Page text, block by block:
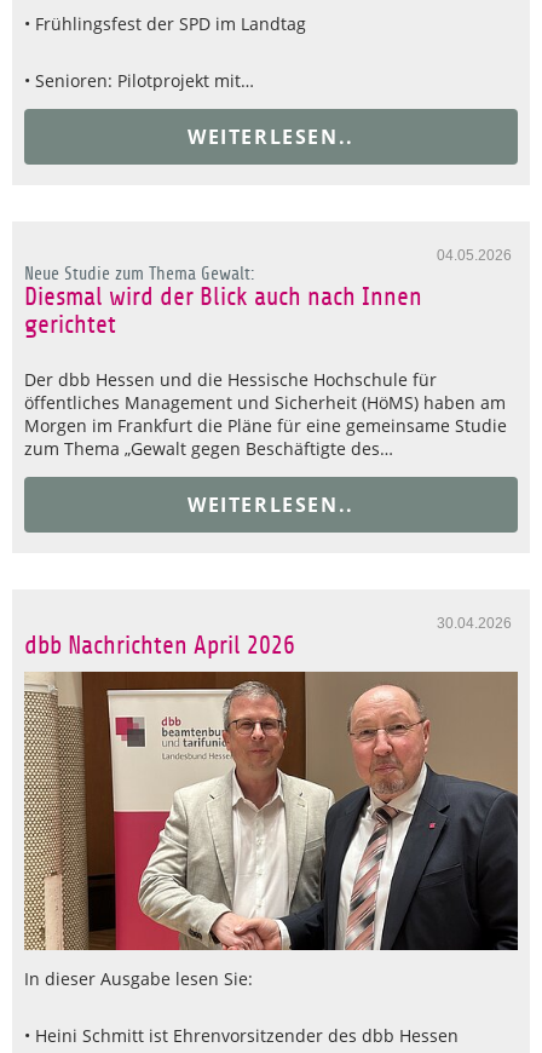
• Frühlingsfest der SPD im Landtag
• Senioren: Pilotprojekt mit…
WEITERLESEN..
04.05.2026
Neue Studie zum Thema Gewalt:
Diesmal wird der Blick auch nach Innen
gerichtet
Der dbb Hessen und die Hessische Hochschule für
öffentliches Management und Sicherheit (HöMS) haben am
Morgen im Frankfurt die Pläne für eine gemeinsame Studie
zum Thema „Gewalt gegen Beschäftigte des…
WEITERLESEN..
30.04.2026
dbb Nachrichten April 2026
In dieser Ausgabe lesen Sie:
• Heini Schmitt ist Ehrenvorsitzender des dbb Hessen